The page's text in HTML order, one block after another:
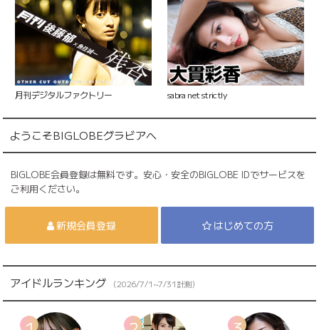
月刊デジタルファクトリー sabra net strictly
ようこそBIGLOBEグラビアへ
BIGLOBE会員登録は無料です。安心・安全のBIGLOBE IDでサービスを
ご利用ください。
新規会員登録 はじめての方
アイドルランキング （2026/7/1~7/31計測）